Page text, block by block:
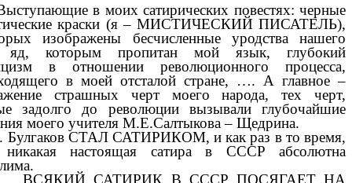
в моих сатирических повестях: черные
краски (я – МИСТИЧЕСКИЙ ПИСАТЕЛЬ),
изображены бесчисленные уродства нашего
яд, которым пропитан мой язык, глубокий
в отношении революционного процесса,
в моей отсталой стране, …. А главное –
страшных черт моего народа, тех черт,
задолго до революции вызывали глубочайшие
моего учителя М.Е.Салтыкова – Щедрина.
СТАЛ САТИРИКОМ, и как раз в то время,
никакая настоящая сатира в СССР абсолютна
САТИРИК В СССР ПОСЯГАЕТ НА